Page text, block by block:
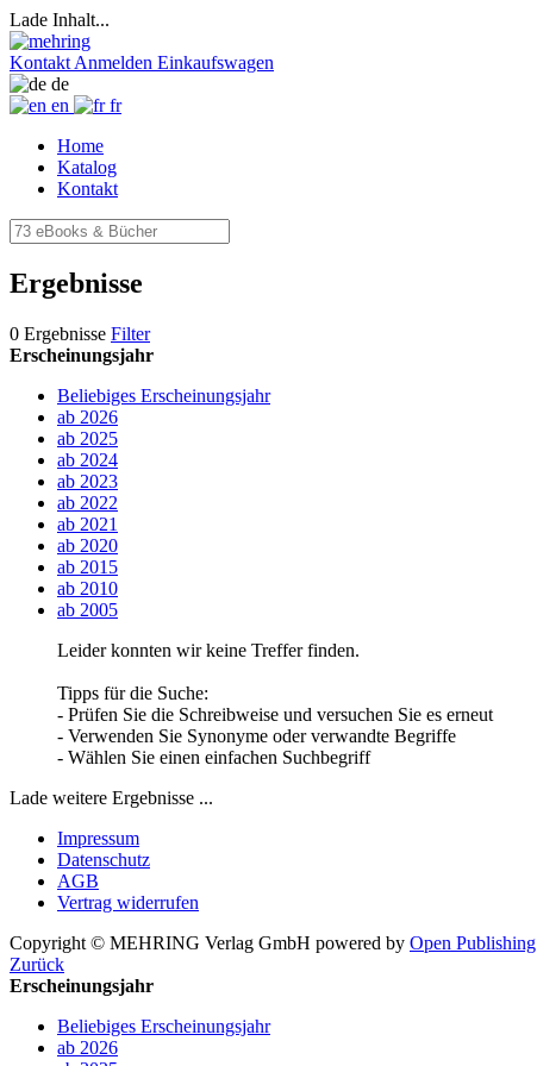
Lade Inhalt...
Kontakt Anmelden Einkaufswagen
de
en
fr
Home
Katalog
Kontakt
Ergebnisse
0 Ergebnisse Filter
Erscheinungsjahr
Beliebiges Erscheinungsjahr
ab 2026
ab 2025
ab 2024
ab 2023
ab 2022
ab 2021
ab 2020
ab 2015
ab 2010
ab 2005
Leider konnten wir keine Treffer finden.
Tipps für die Suche:
- Prüfen Sie die Schreibweise und versuchen Sie es erneut
- Verwenden Sie Synonyme oder verwandte Begriffe
- Wählen Sie einen einfachen Suchbegriff
Lade weitere Ergebnisse ...
Impressum
Datenschutz
AGB
Vertrag widerrufen
Copyright © MEHRING Verlag GmbH powered by Open Publishing
Zurück
Erscheinungsjahr
Beliebiges Erscheinungsjahr
ab 2026